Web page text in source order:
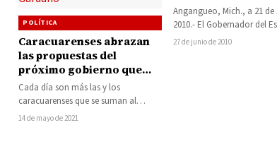
POLÍTICA
Caracuarenses abrazan
las propuestas del
próximo gobierno que
encabezará Ely Garduño
Cada día son más las y los
caracuarenses que se suman al
proyecto de Ely Garduño, candidata
14 de mayo de 2021
Monarca en
Angangueo, Mich., a 21
2010.- El Gobernador del
Leonel Godoy Rangel,
27 de junio de 2010